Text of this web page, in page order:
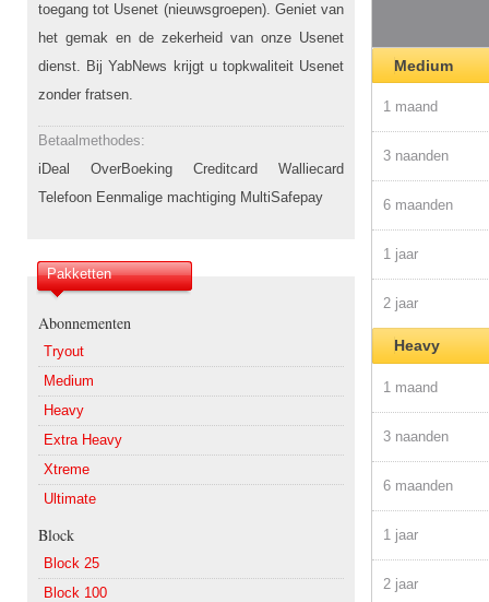
toegang tot Usenet (nieuwsgroepen). Geniet van
het gemak en de zekerheid van onze Usenet
dienst. Bij YabNews krijgt u topkwaliteit Usenet
zonder fratsen.
Betaalmethodes:
iDeal OverBoeking Creditcard Walliecard
Telefoon Eenmalige machtiging MultiSafepay
Pakketten
Abonnementen
Tryout
Medium
Heavy
Extra Heavy
Xtreme
Ultimate
Block
Block 25
Block 100
Medium
1 maand
3 naanden
6 maanden
1 jaar
2 jaar
Heavy
1 maand
3 naanden
6 maanden
1 jaar
2 jaar